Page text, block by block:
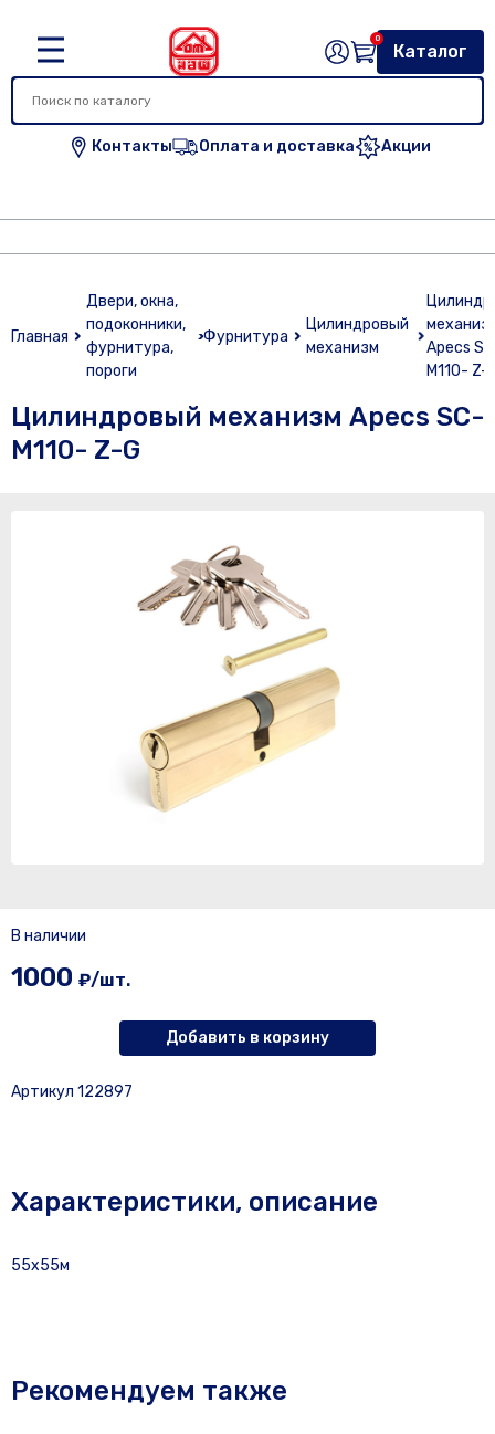
Контакты Оплата и доставка Акции
Каталог
0
Главная
Двери, окна,
подоконники,
фурнитура,
пороги
Фурнитура
Цилиндровый
механизм
Apecs
M110- Z-
Цилиндровый механизм Apecs SC-
M110- Z-G
В наличии
1000 ₽/шт.
Добавить в корзину
Артикул 122897
Характеристики, описание
55х55м
Рекомендуем также